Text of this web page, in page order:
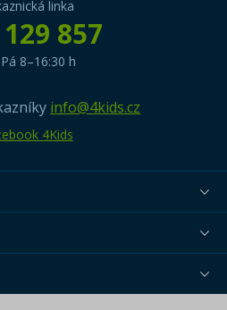
linka
857
8–16:30 h
info@4kids.cz
4Kids